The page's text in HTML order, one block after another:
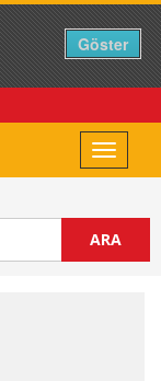
Toggle
ARA
Göster